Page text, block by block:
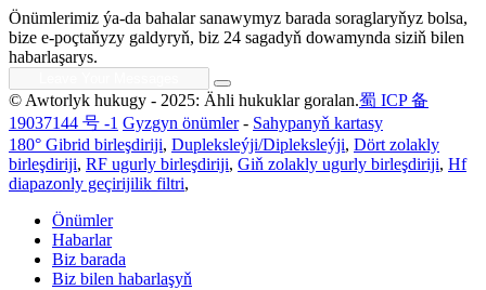
Önümlerimiz ýa-da bahalar sanawymyz barada soraglaryňyz bolsa,
bize e-poçtaňyzy galdyryň, biz 24 sagadyň dowamynda siziň bilen
habarlaşarys.
© Awtorlyk hukugy - 2025: Ähli hukuklar goralan.蜀 ICP 备
19037144 号 -1 Gyzgyn önümler- Sahypanyň kartasy
180° Gibrid birleşdiriji, Dupleksleýji/Dipleksleýji, Dört zolakly
birleşdiriji, RF ugurly birleşdiriji, Giň zolakly ugurly birleşdiriji, Hf
diapazonly geçirijilik filtri,
Önümler
Habarlar
Biz barada
Biz bilen habarlaşyň